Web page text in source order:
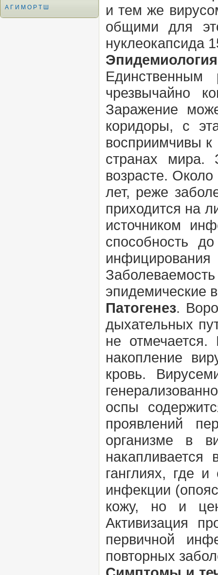
А Г И М О Р Т Ш
и тем же
общими для
нуклеокапсида
Эпидемиология
Единственным
чрезвычайно
Заражение
коридоры, с
восприимчивы к
странах мира.
возрасте.
лет, реже
приходится на
источником
способность
эпидемические
Патогенез.
дыхательных
не отмечается.
накопление
кровь.
оспы
проявлений
организме в
накапливается
ганглиях, где
инфекции
кожу, но и
Активизация
первичной
повторных